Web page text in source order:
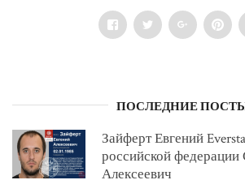
FacebookTwitter Google+
ПОСЛЕДНИЕ
Зайферт Евгений
российской
Алексеевич